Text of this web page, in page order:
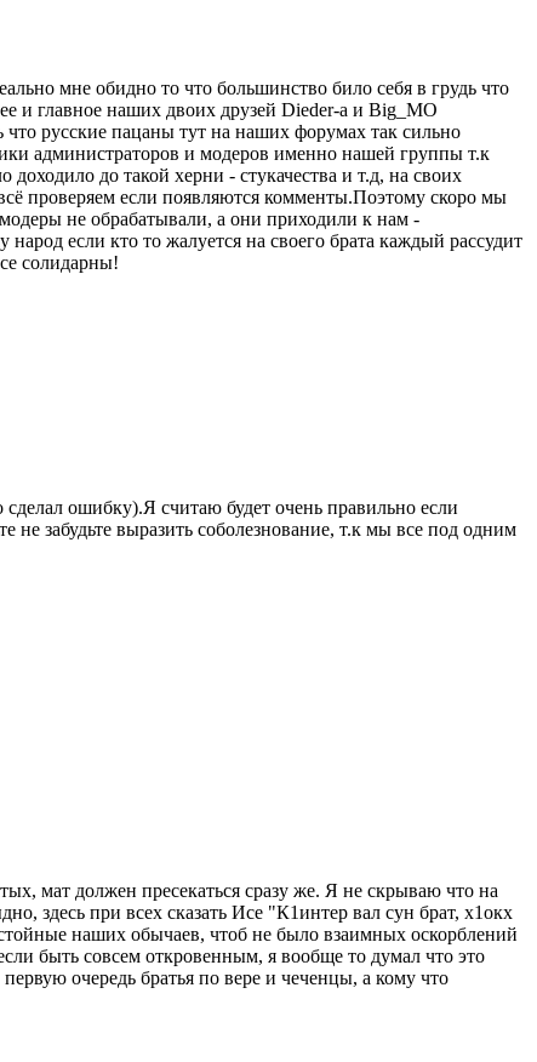
мне обидно то что большинство било себя в грудь что
и главное наших двоих друзей Dieder-а и Big_MO
что русские пацаны тут на наших форумах так сильно
администраторов и модеров именно нашей группы т.к
до такой херни - стукачества и т.д, на своих
проверяем если появляются комменты.Поэтому скоро мы
не обрабатывали, а они приходили к нам -
если кто то жалуется на своего брата каждый рассудит
солидарны!
ошибку).Я считаю будет очень правильно если
забудьте выразить соболезнование, т.к мы все под одним
мат должен пресекаться сразу же. Я не скрываю что на
здесь при всех сказать Исе "К1интер вал сун брат, х1окх
наших обычаев, чтоб не было взаимных оскорблений
быть совсем откровенным, я вообще то думал что это
очередь братья по вере и чеченцы, а кому что